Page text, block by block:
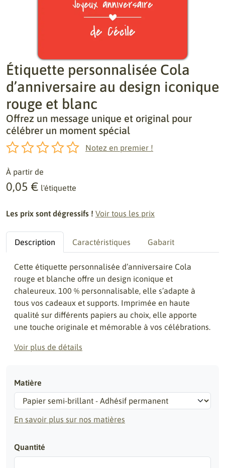
Étiquette personnalisée Cola
d’anniversaire au design iconique
rouge et blanc
Offrez un message unique et original pour
célébrer un moment spécial
Notez en premier !
À partir de
0,05 € l'étiquette
Les prix sont dégressifs ! Voir tous les prix
Description Caractéristiques Gabarit
Cette étiquette personnalisée d’anniversaire Cola
rouge et blanche offre un design iconique et
chaleureux. 100 % personnalisable, elle s’adapte à
tous vos cadeaux et supports. Imprimée en haute
qualité sur différents papiers au choix, elle apporte
une touche originale et mémorable à vos célébrations.
Voir plus de détails
Matière
En savoir plus sur nos matières
Quantité